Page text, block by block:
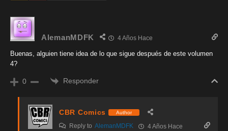
AlemanMDFK 4 Años Hace
Buenas, alguien tiene idea de lo que sigue después de este volumen
4?
0 Responder
CBR Comics Author
Reply to AlemanMDFK 4 Años Hace